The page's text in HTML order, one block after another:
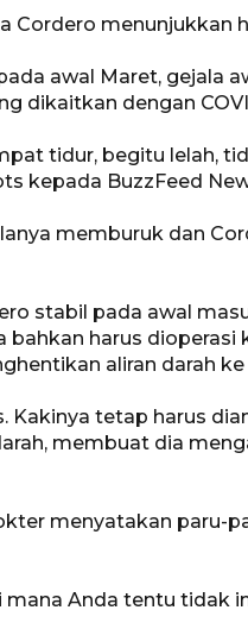
Cordero menunjukkan
awal Maret, gejala
dikaitkan dengan
tidur, begitu lelah,
kepada BuzzFeed
memburuk dan
stabil pada awal
bahkan harus
aliran darah
Kakinya tetap harus
membuat dia
menyatakan paru-
Anda tentu tidak
27